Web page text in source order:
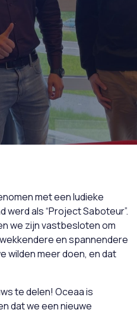
met een ludieke
als “Project Saboteur”.
we zijn vastbesloten om
en spannendere
wilden meer doen, en dat
te delen! Oceaa is
dat we een nieuwe